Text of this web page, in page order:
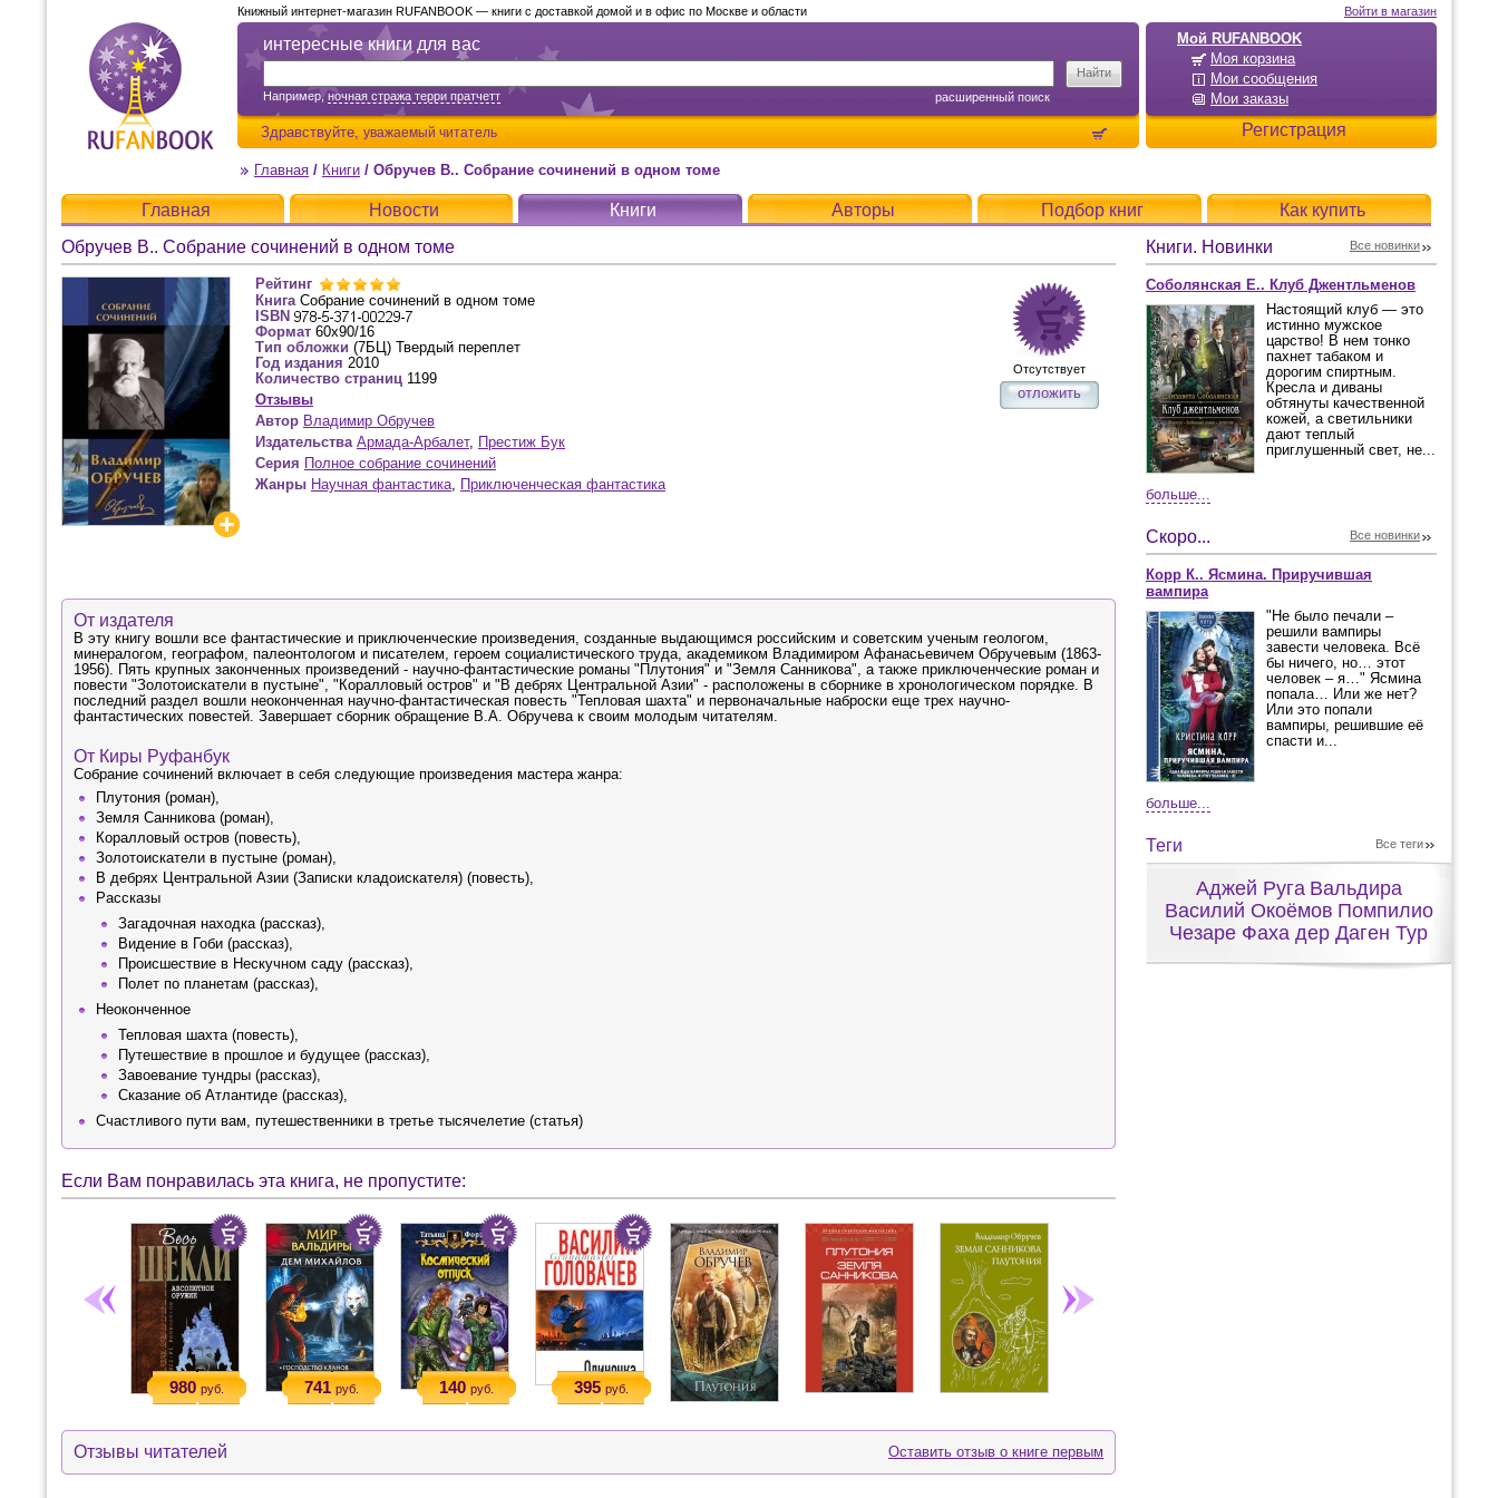
Мой RUFANBOOK
Моя корзина
Мои сообщения
Мои заказы
Регистрация
Войти в магазин
интересные книги для вас
Например,ночная стража терри пратчетт расширенный поиск
Здравствуйте, уважаемый читатель
Книжный интернет-магазин RUFANBOOK — книги с доставкой домой и в офис по Москве и области
Главная / Книги / Обручев В.. Собрание сочинений в одном томе
Главная Новости Книги Авторы Подбор книг
Как купить
Обручев В.. Собрание сочинений в одном томе
Рейтинг
Книга Собрание сочинений в одном томе
ISBN
Формат 60x90/16
Тип обложки (7БЦ) Твердый переплет
Год издания 2010
Количество страниц 1199
Отзывы
Автор Владимир Обручев
Издательства Армада-Арбалет, Престиж Бук
Серия Полное собрание сочинений
Жанры Научная фантастика, Приключенческая фантастика
Отсутствует
отложить
От издателя
В эту книгу вошли все фантастические и приключенческие произведения, созданные выдающимся российским и советским ученым геологом,
минералогом, географом, палеонтологом и писателем, героем социалистического труда, академиком Владимиром Афанасьевичем Обручевым (1863-
1956). Пять крупных законченных произведений - научно-фантастические романы "Плутония" и "Земля Санникова", а также приключенческие роман и
повести "Золотоискатели в пустыне", "Коралловый остров" и "В дебрях Центральной Азии" - расположены в сборнике в хронологическом порядке. В
последний раздел вошли неоконченная научно-фантастическая повесть "Тепловая шахта" и первоначальные наброски еще трех научно-
фантастических повестей. Завершает сборник обращение В.А. Обручева к своим молодым читателям.
От Киры Руфанбук
Собрание сочинений включает в себя следующие произведения мастера жанра:
Плутония (роман),
Земля Санникова (роман),
Коралловый остров (повесть),
Золотоискатели в пустыне (роман),
В дебрях Центральной Азии (Записки кладоискателя) (повесть),
Рассказы
Загадочная находка (рассказ),
Видение в Гоби (рассказ),
Происшествие в Нескучном саду (рассказ),
Полет по планетам (рассказ),
Неоконченное
Тепловая шахта (повесть),
Путешествие в прошлое и будущее (рассказ),
Завоевание тундры (рассказ),
Сказание об Атлантиде (рассказ),
Счастливого пути вам, путешественники в третье тысячелетие (статья)
Если Вам понравилась эта книга, не пропустите:
980 руб. 741 руб. 140 руб. 395 руб.
Отзывы читателей Оставить отзыв о книге первым
Книги. Новинки Все новинки
Соболянская Е.. Клуб Джентльменов
Настоящий клуб — это
истинно мужское
царство! В нем тонко
пахнет табаком и
дорогим спиртным.
Кресла и диваны
обтянуты качественной
кожей, а светильники
дают теплый
приглушенный свет, не...
больше...
Скоро... Все новинки
Корр К.. Ясмина. Приручившая
вампира
"Не было печали –
решили вампиры
завести человека. Всё
бы ничего, но… этот
человек – я…" Ясмина
попала… Или же нет?
Или это попали
вампиры, решившие её
спасти и...
больше...
Теги Все теги
Аджей Руга Вальдира
Василий Окоёмов Помпилио
Чезаре Фаха дер Даген Тур